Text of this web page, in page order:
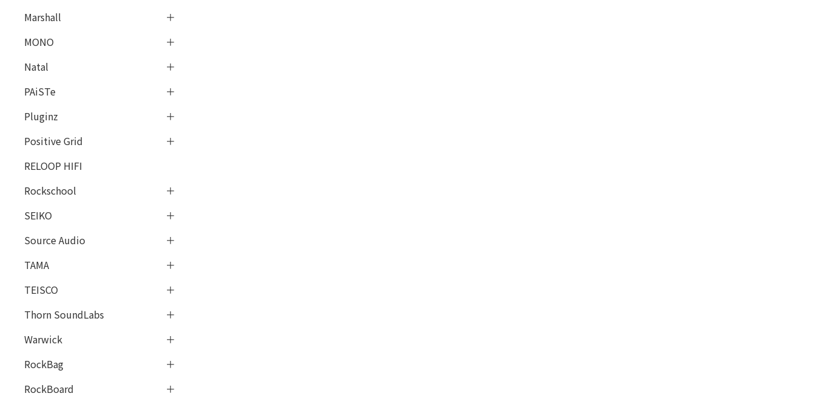
Marshall
MONO
Natal
PAiSTe
Pluginz
Positive Grid
RELOOP HIFI
Rockschool
SEIKO
Source Audio
TAMA
TEISCO
Thorn SoundLabs
Warwick
RockBag
RockBoard